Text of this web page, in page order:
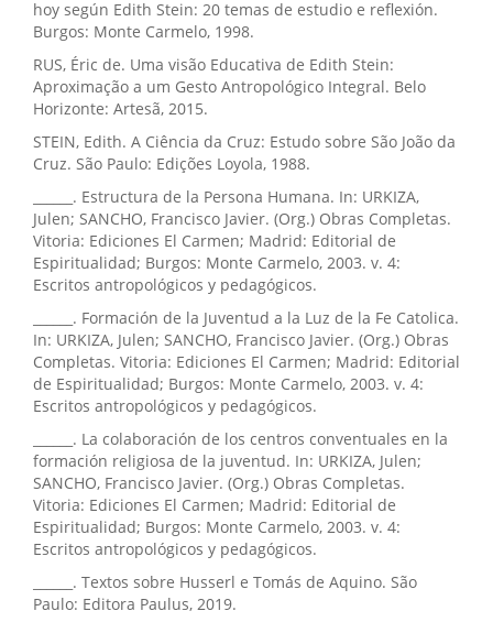
hoy según Edith Stein: 20 temas de estudio e reflexión.
Burgos: Monte Carmelo, 1998.
RUS, Éric de. Uma visão Educativa de Edith Stein:
Aproximação a um Gesto Antropológico Integral. Belo
Horizonte: Artesã, 2015.
STEIN, Edith. A Ciência da Cruz: Estudo sobre São João da
Cruz. São Paulo: Edições Loyola, 1988.
______. Estructura de la Persona Humana. In: URKIZA,
Julen; SANCHO, Francisco Javier. (Org.) Obras Completas.
Vitoria: Ediciones El Carmen; Madrid: Editorial de
Espiritualidad; Burgos: Monte Carmelo, 2003. v. 4:
Escritos antropológicos y pedagógicos.
______. Formación de la Juventud a la Luz de la Fe Catolica.
In: URKIZA, Julen; SANCHO, Francisco Javier. (Org.) Obras
Completas. Vitoria: Ediciones El Carmen; Madrid: Editorial
de Espiritualidad; Burgos: Monte Carmelo, 2003. v. 4:
Escritos antropológicos y pedagógicos.
______. La colaboración de los centros conventuales en la
formación religiosa de la juventud. In: URKIZA, Julen;
SANCHO, Francisco Javier. (Org.) Obras Completas.
Vitoria: Ediciones El Carmen; Madrid: Editorial de
Espiritualidad; Burgos: Monte Carmelo, 2003. v. 4:
Escritos antropológicos y pedagógicos.
______. Textos sobre Husserl e Tomás de Aquino. São
Paulo: Editora Paulus, 2019.